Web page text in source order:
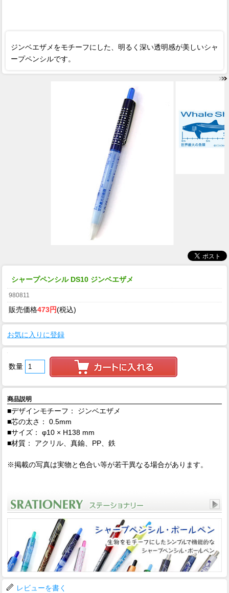
ジンベエザメをモチーフにした、明るく深い透明感が美しいシャ
ープペンシルです。
シャープペンシル DS10 ジンベエザメ
980811
販売価格473円(税込)
お気に入りに登録
数量
商品説明
■デザインモチーフ： ジンベエザメ
■芯の太さ： 0.5mm
■サイズ： φ10 × H138 mm
■材質： アクリル、真鍮、PP、鉄
※掲載の写真は実物と色合い等が若干異なる場合があります。
レビューを書く